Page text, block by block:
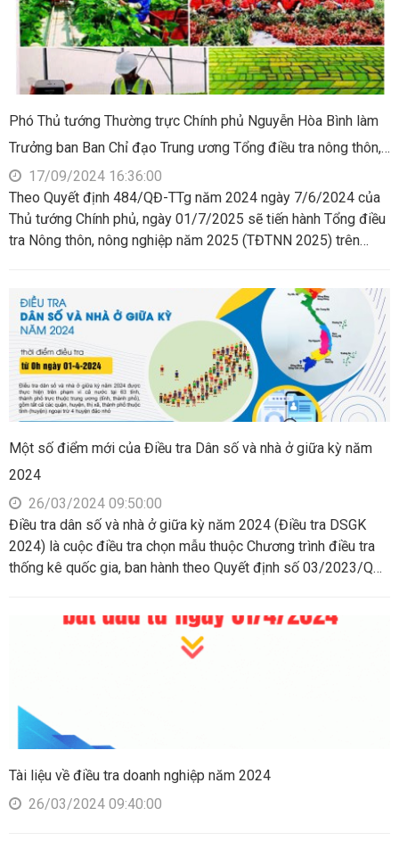
Phó Thủ tướng Thường trực Chính phủ Nguyễn Hòa Bình làm
Trưởng ban Ban Chỉ đạo Trung ương Tổng điều tra nông thôn,
nông nghiệp năm 2025
17/09/2024 16:36:00
Theo Quyết định 484/QĐ-TTg năm 2024 ngày 7/6/2024 của
Thủ tướng Chính phủ, ngày 01/7/2025 sẽ tiến hành Tổng điều
tra Nông thôn, nông nghiệp năm 2025 (TĐTNN 2025) trên
Một số điểm mới của Điều tra Dân số và nhà ở giữa kỳ năm
2024
26/03/2024 09:50:00
Điều tra dân số và nhà ở giữa kỳ năm 2024 (Điều tra DSGK
2024) là cuộc điều tra chọn mẫu thuộc Chương trình điều tra
thống kê quốc gia, ban hành theo Quyết định số 03/2023/QĐ-
Tài liệu về điều tra doanh nghiệp năm 2024
26/03/2024 09:40:00